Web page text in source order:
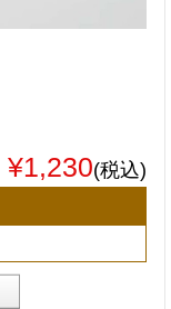
¥1,230(税込)